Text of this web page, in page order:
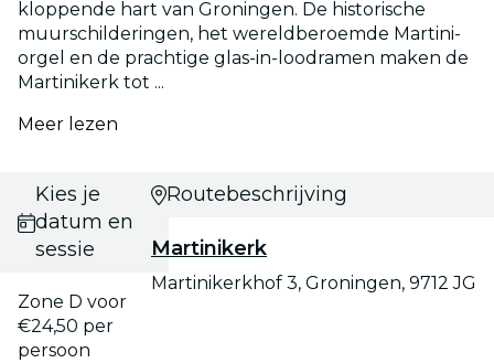
kloppende hart van Groningen. De historische
muurschilderingen, het wereldberoemde Martini-
orgel en de prachtige glas-in-loodramen maken de
Martinikerk tot ...
Meer lezen
Kies je
datum en
sessie
Zone D voor
€24,50 per
persoon
Routebeschrijving
Martinikerk
Martinikerkhof 3, Groningen, 9712 JG